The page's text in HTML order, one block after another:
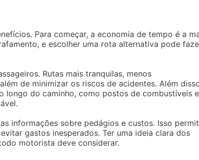
Para começar, a economia de tempo é a
e escolher uma rota alternativa pode
Rutas mais tranquilas, menos
de minimizar os riscos de acidentes. Além
longo do caminho, como postos de combustíveis e
informações sobre pedágios e custos. Isso
gastos inesperados. Ter uma ideia clara dos
motorista deve considerar.